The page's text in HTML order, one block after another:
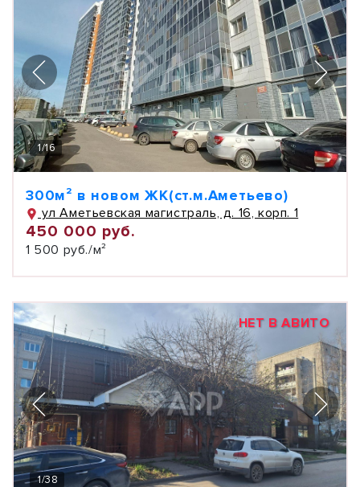
1/16
300м² в новом ЖК(ст.м.Аметьево)
ул Аметьевская магистраль, д. 16, корп. 1
450 000 руб.
1 500 руб./м²
НЕТ В АВИТО
1/38